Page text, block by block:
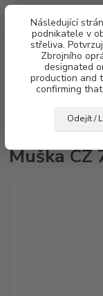
Následující
podnikatele v
střeliva.
Zbrojního
designated
production and
confirming
Odejít /
Muška CZ